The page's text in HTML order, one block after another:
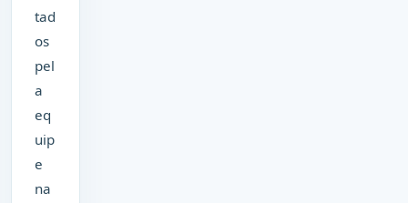
tad
os
pel
a
eq
uip
e
na